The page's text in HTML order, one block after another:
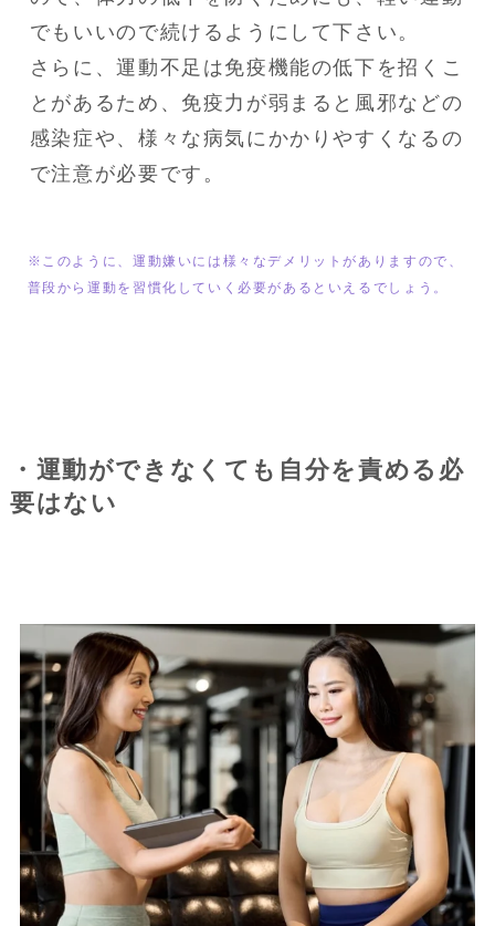
でもいいので続けるようにして下さい。
さらに、運動不足は免疫機能の低下を招くこ
とがあるため、免疫力が弱まると風邪などの
感染症や、様々な病気にかかりやすくなるの
で注意が必要です。
※このように、運動嫌いには様々なデメリットがありますので、
普段から運動を習慣化していく必要があるといえるでしょう。
・運動ができなくても自分を責める必
要はない